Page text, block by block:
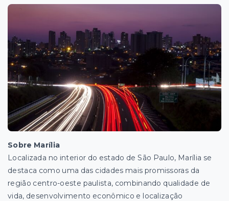
Sobre Marília
Localizada no interior do estado de São Paulo, Marília se
destaca como uma das cidades mais promissoras da
região centro-oeste paulista, combinando qualidade de
vida, desenvolvimento econômico e localização